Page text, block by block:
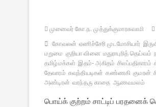
முனைவர் கோ.ந. முத்துக்குமாரசுவாமி
கோவலன் ஏணிச்சேரி முடமோசியார்
மறுமை குறியா வினை மதுராபுரித் தெய்வம்
தமிழ்மக்கள் இதம்- அகிதம் சிலப்பதிகாரம்
தேவாரம் கவுந்தியடிகள் கண்ணகி குமரன்
அண்டிரன் வரந்தரு காதை ஆணவமலம்
பொய்க் குற்றம் சாட்டிப் பரதனைக்